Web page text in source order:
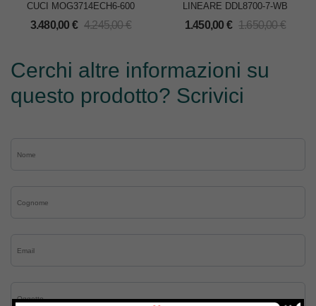
CUCI MOG3714ECH6-600
3.480,00 € 4.245,00€
LINEARE DDL8700-7-WB
1.450,00 € 1.650,00€
Cerchi altre informazioni su
questo prodotto? Scrivici